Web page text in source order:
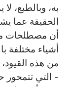
به، وبالطبع،
الحقيقة عما
أن مصطلحات
أشياء مختلفة
من هذه القيود،
- التي